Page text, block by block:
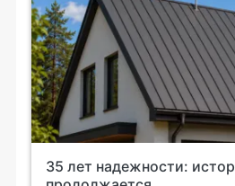
35 лет надежности: